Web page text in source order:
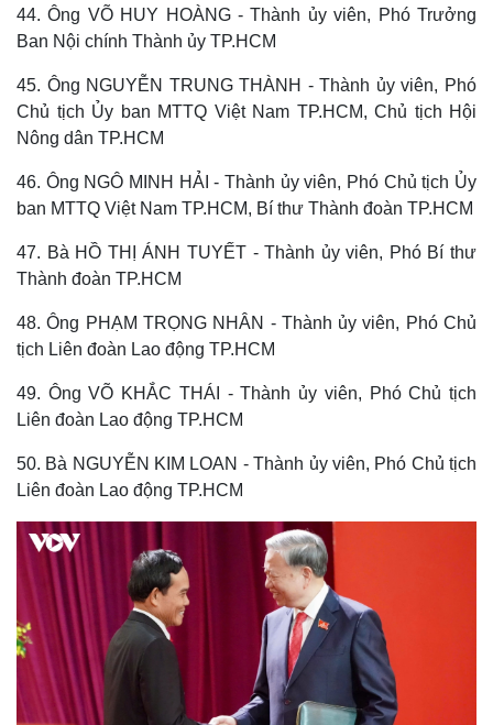
44. Ông VÕ HUY HOÀNG - Thành ủy viên, Phó Trưởng
Ban Nội chính Thành ủy TP.HCM
45. Ông NGUYỄN TRUNG THÀNH - Thành ủy viên, Phó
Chủ tịch Ủy ban MTTQ Việt Nam TP.HCM, Chủ tịch Hội
Nông dân TP.HCM
46. Ông NGÔ MINH HẢI - Thành ủy viên, Phó Chủ tịch Ủy
ban MTTQ Việt Nam TP.HCM, Bí thư Thành đoàn TP.HCM
47. Bà HỒ THỊ ÁNH TUYẾT - Thành ủy viên, Phó Bí thư
Thành đoàn TP.HCM
48. Ông PHẠM TRỌNG NHÂN - Thành ủy viên, Phó Chủ
tịch Liên đoàn Lao động TP.HCM
49. Ông VÕ KHẮC THÁI - Thành ủy viên, Phó Chủ tịch
Liên đoàn Lao động TP.HCM
50. Bà NGUYỄN KIM LOAN - Thành ủy viên, Phó Chủ tịch
Liên đoàn Lao động TP.HCM